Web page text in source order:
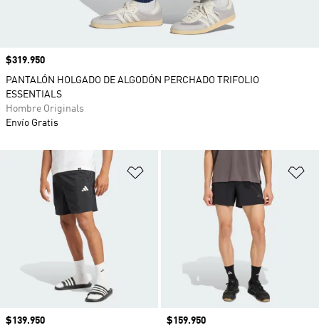
Añadir a la lista de deseos
Precio
$139.950
Precio
$159.950
Precio
$319.950
PANTALÓN HOLGADO DE ALGODÓN PERCHADO TRIFOLIO
ESSENTIALS
Hombre Originals
Envío Gratis